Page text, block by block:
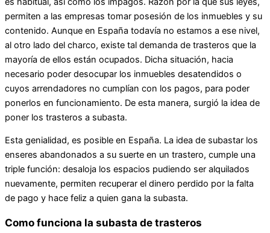
permiten a las empresas tomar posesión de los inmuebles y su
contenido. Aunque en España todavía no estamos a ese nivel,
al otro lado del charco, existe tal demanda de trasteros que la
mayoría de ellos están ocupados. Dicha situación, hacia
necesario poder desocupar los inmuebles desatendidos o
cuyos arrendadores no cumplían con los pagos, para poder
ponerlos en funcionamiento. De esta manera, surgió la idea de
poner los trasteros a subasta.
Esta genialidad, es posible en España. La idea de subastar los
enseres abandonados a su suerte en un trastero, cumple una
triple función: desaloja los espacios pudiendo ser alquilados
nuevamente, permiten recuperar el dinero perdido por la falta
de pago y hace feliz a quien gana la subasta.
Como funciona la subasta de trasteros